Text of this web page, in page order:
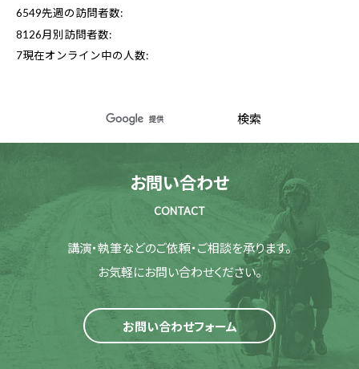
6549先週の訪問者数:
8126月別訪問者数:
7現在オンライン中の人数:
お問い合わせ
CONTACT
講演・執筆などのご依頼・ご相談を承ります。
お気軽にお問い合わせください。
お問い合わせフォーム